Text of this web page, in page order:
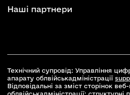
Наші партнери
Технічний супровід: Управління
апарату облвійськадміністрації
Відповідальні за зміст сторінок
облвійськадміністрації: структурні